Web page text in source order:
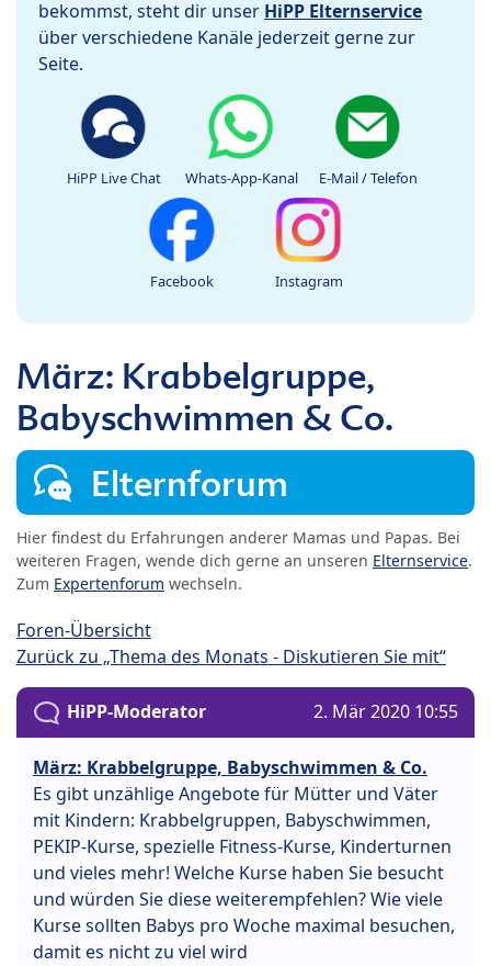
bekommst, steht dir unser HiPP Elternservice
über verschiedene Kanäle jederzeit gerne zur
Seite.
HiPP Live Chat Whats-App-Kanal E-Mail / Telefon
Facebook Instagram
März: Krabbelgruppe,
Babyschwimmen & Co.
Elternforum
Hier findest du Erfahrungen anderer Mamas und Papas. Bei
weiteren Fragen, wende dich gerne an unseren Elternservice.
Zum Expertenforum wechseln.
Foren-Übersicht
Zurück zu „Thema des Monats - Diskutieren Sie mit“
HiPP-Moderator 2. Mär 2020 10:55
März: Krabbelgruppe, Babyschwimmen & Co.
Es gibt unzählige Angebote für Mütter und Väter
mit Kindern: Krabbelgruppen, Babyschwimmen,
PEKIP-Kurse, spezielle Fitness-Kurse, Kinderturnen
und vieles mehr! Welche Kurse haben Sie besucht
und würden Sie diese weiterempfehlen? Wie viele
Kurse sollten Babys pro Woche maximal besuchen,
damit es nicht zu viel wird